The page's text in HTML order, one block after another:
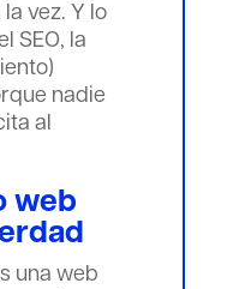
vez. Y lo
SEO, la
nadie
al
web
una web